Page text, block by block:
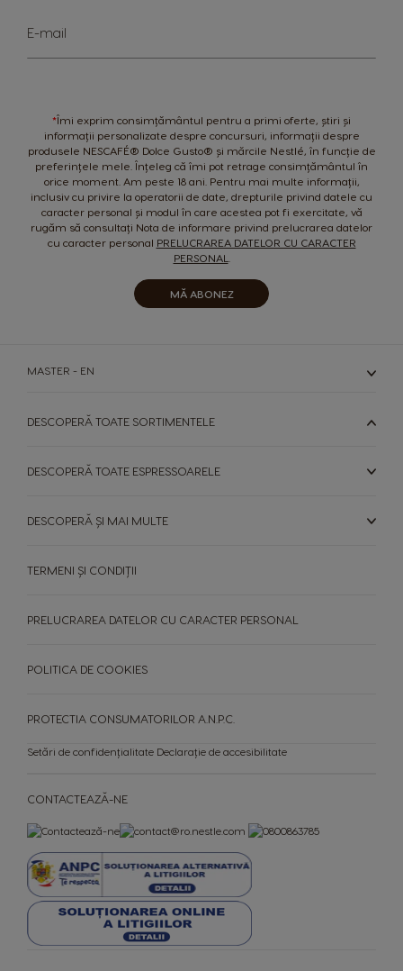
Up
E-mail
*Îmi exprim consimțământul pentru a primi oferte, știri și
informații personalizate despre concursuri, informații despre
produsele NESCAFÉ® Dolce Gusto® și mărcile Nestlé, în funcție de
preferințele mele. Înțeleg că îmi pot retrage consimțământul în
orice moment. Am peste 18 ani. Pentru mai multe informații,
inclusiv cu privire la operatorii de date, drepturile privind datele cu
caracter personal și modul în care acestea pot fi exercitate, vă
rugăm să consultați Nota de informare privind prelucrarea datelor
cu caracter personal PRELUCRAREA DATELOR CU CARACTER
PERSONAL
MĂ ABONEZ
MASTER - EN
DESCOPERĂ TOATE SORTIMENTELE
DESCOPERĂ TOATE ESPRESSOARELE
DESCOPERĂ ȘI MAI MULTE
CONTACTEAZĂ-NE
TERMENI ȘI CONDIȚII
PRELUCRAREA DATELOR CU CARACTER PERSONAL
POLITICA DE COOKIES
PROTECTIA CONSUMATORILOR A.N.P.C.
Setări de confidențialitate Declarație de accesibilitate